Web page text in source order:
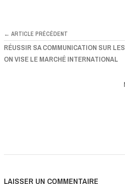
← ARTICLE PRÉCÉDENT
RÉUSSIR SA COMMUNICATION SUR
ON VISE LE MARCHÉ INTERNATIONAL
LAISSER UN COMMENTAIRE